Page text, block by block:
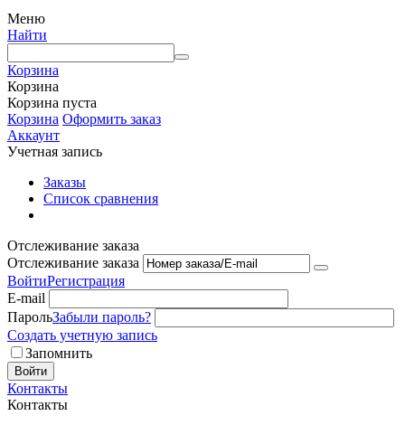
Меню
Найти
Корзина
Корзина
Корзина пуста
Корзина Оформить заказ
Аккаунт
Учетная запись
Заказы
Список сравнения
Отслеживание заказа
Отслеживание заказа
ВойтиРегистрация
E-mail
ПарольЗабыли пароль?
Создать учетную запись
Запомнить
Войти
Контакты
Контакты